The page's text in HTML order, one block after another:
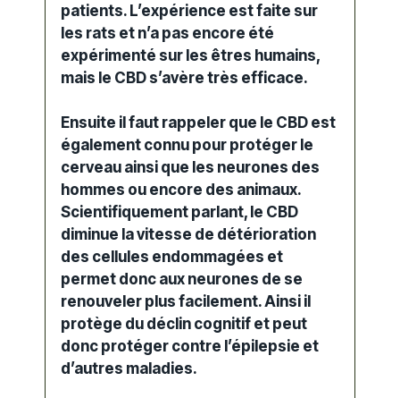
patients. L’expérience est faite sur
les rats et n’a pas encore été
expérimenté sur les êtres humains,
mais le CBD s’avère très efficace.
Ensuite il faut rappeler que le CBD est
également connu pour protéger le
cerveau ainsi que les neurones des
hommes ou encore des animaux.
Scientifiquement parlant, le CBD
diminue la vitesse de détérioration
des cellules endommagées et
permet donc aux neurones de se
renouveler plus facilement. Ainsi il
protège du déclin cognitif et peut
donc protéger contre l’épilepsie et
d’autres maladies.